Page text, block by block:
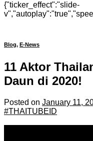
{"ticker_effect":"slide-
Blog, E-News
11 Aktor
Daun di 2020!
Posted on January 11,
#THAITUBEID